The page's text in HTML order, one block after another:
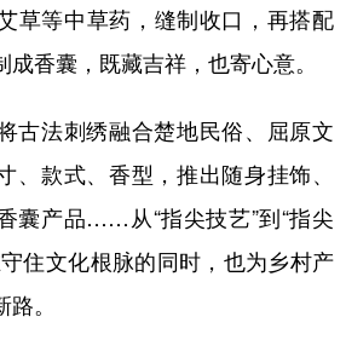
草等中草药，缝制收口，再搭配
香囊，既藏吉祥，也寄心意。
法刺绣融合楚地民俗、屈原文
、款式、香型，推出随身挂饰、
囊产品……从“指尖技艺”到“指尖
住文化根脉的同时，也为乡村产
。